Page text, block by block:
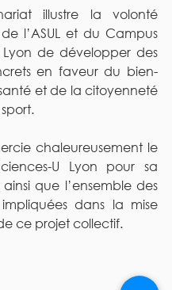
illustre la volonté
l’ASUL et du Campus
Lyon de développer des
en faveur du bien-
et de la citoyenneté
chaleureusement le
U Lyon pour sa
que l’ensemble des
impliquées dans la mise
ce projet collectif.